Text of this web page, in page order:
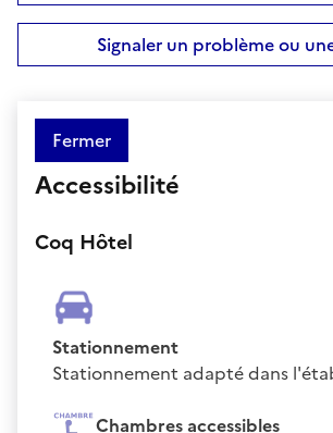
Signaler un problème ou
Fermer
Accessibilité
Coq Hôtel
Stationnement
Stationnement adapté dans
Chambres accessibles